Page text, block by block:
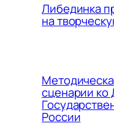
Либединка
на
сценарии
России